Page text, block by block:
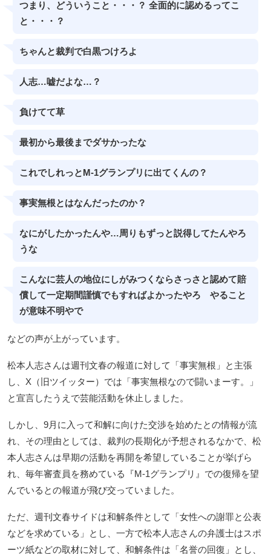
つまり、どういうこと・・・？ 全面的に認めるってこ
と・・・？
ちゃんと裁判で白黒つけろよ
人志…嘘だよな…？
負けてて草
最初から最後までダサかったな
これでしれっとM-1グランプリに出てくんの？
事実無根とはなんだったのか？
なにがしたかったんや…周りもずっと説得してたんやろ
うな
こんなに芸人の地位にしがみつくならさっさと認めて賠
償して一定期間謹慎でもすればよかったやろ やること
が意味不明やで
などの声が上がっています。
松本人志さんは週刊文春の報道に対して「事実無根」と主張
し、X（旧ツイッター）では「事実無根なので闘いまーす。」
と宣言したうえで芸能活動を休止しました。
しかし、9月に入って和解に向けた交渉を始めたとの情報が流
れ、その理由としては、裁判の長期化が予想されるなかで、松
本人志さんは早期の活動を再開を希望していることが挙げら
れ、毎年審査員を務めている『M-1グランプリ』での復帰を望
んでいるとの報道が飛び交っていました。
ただ、週刊文春サイドは和解条件として「女性への謝罪と公表
などを求めている」とし、一方で松本人志さんの弁護士はスポ
ーツ紙などの取材に対して、和解条件は「名誉の回復」とし、